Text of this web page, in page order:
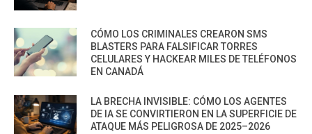
CÓMO LOS CRIMINALES CREARON SMS
BLASTERS PARA FALSIFICAR TORRES
CELULARES Y HACKEAR MILES DE TELÉFONOS
EN CANADÁ
LA BRECHA INVISIBLE: CÓMO LOS AGENTES
DE IA SE CONVIRTIERON EN LA SUPERFICIE DE
ATAQUE MÁS PELIGROSA DE 2025–2026